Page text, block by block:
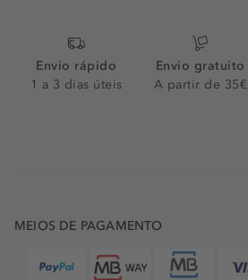
Envio rápido
1 a 3 dias úteis
Envio gratuito
A partir de 35€
MEIOS DE PAGAMENTO